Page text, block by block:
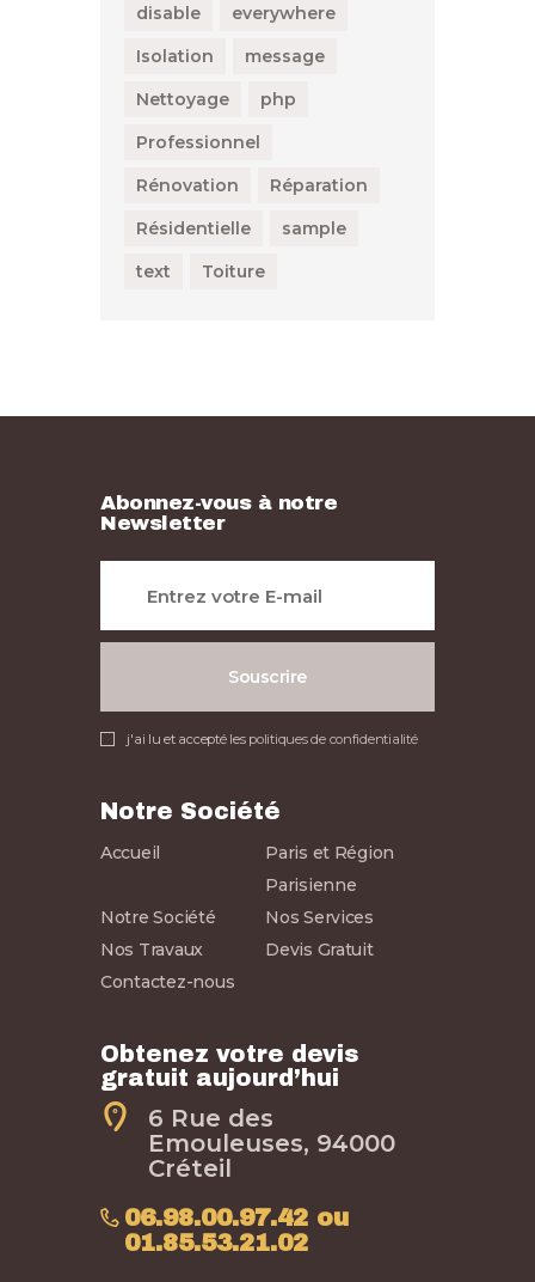
disable
everywhere
Isolation
message
Nettoyage
php
Professionnel
Rénovation
Réparation
Résidentielle
sample
text
Toiture
Abonnez-vous à notre
Newsletter
j'ai lu et accepté les politiques de confidentialité
Notre Société
Accueil
Paris et Région
Parisienne
Notre Société
Nos Services
Nos Travaux
Devis Gratuit
Contactez-nous
Obtenez votre devis
gratuit aujourd’hui
6 Rue des
Emouleuses, 94000
Créteil
06.98.00.97.42 ou
01.85.53.21.02